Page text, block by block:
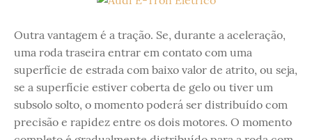
Outra vantagem é a tração. Se, durante a aceleração,
uma roda traseira entrar em contato com uma
superfície de estrada com baixo valor de atrito, ou seja,
se a superfície estiver coberta de gelo ou tiver um
subsolo solto, o momento poderá ser distribuído com
precisão e rapidez entre os dois motores. O momento